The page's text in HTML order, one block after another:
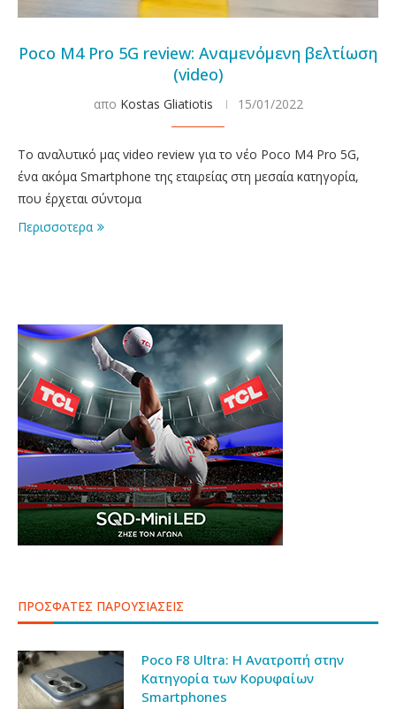
Poco M4 Pro 5G review: Αναμενόμενη βελτίωση
(video)
απο Kostas Gliatiotis 15/01/2022
Το αναλυτικό μας video review για το νέο Poco M4 Pro 5G,
ένα ακόμα Smartphone της εταιρείας στη μεσαία κατηγορία,
που έρχεται σύντομα
Περισσοτερα
ΠΡΟΣΦΑΤΕΣ ΠΑΡΟΥΣΙΑΣΕΙΣ
Poco F8 Ultra: Η Ανατροπή στην
Κατηγορία των Κορυφαίων
Smartphones